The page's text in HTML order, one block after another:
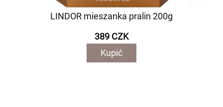
LINDOR mieszanka pralin 200g
389 CZK
Kupić